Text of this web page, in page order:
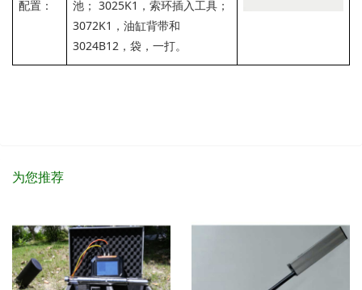
配置：
池； 3025K1，索环插入工具；
3072K1，油缸背带和
3024B12，袋，一打。
为您推荐